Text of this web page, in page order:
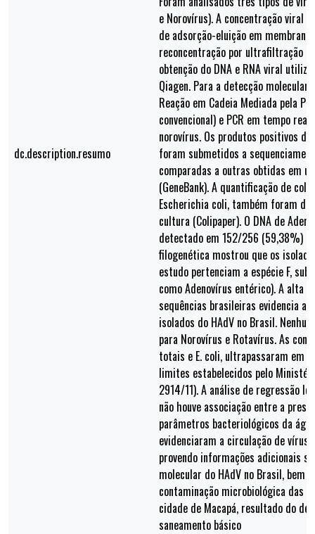
dc.description.resumo
e Norovírus). A concentração viral
de adsorção-eluição em membrana
reconcentração por ultrafiltração
obtenção do DNA e RNA viral
Qiagen. Para a detecção
Reação em Cadeia Mediada pela
convencional) e PCR em tempo
norovírus. Os produtos positivos
foram submetidos a
comparadas a outras obtidas em
(GeneBank). A quantificação de
Escherichia coli, também foram
cultura (Colipaper). O DNA de
detectado em 152/256 (59,38%)
filogenética mostrou que os
estudo pertenciam a espécie F,
como Adenovírus entérico). A alta
sequências brasileiras evidencia a
isolados do HAdV no Brasil.
para Norovírus e Rotavírus. As
totais e E. coli, ultrapassaram em
limites estabelecidos pelo
2914/11). A análise de regressão
não houve associação entre a
parâmetros bacteriológicos da
evidenciaram a circulação de vírus
provendo informações adicionais
molecular do HAdV no Brasil, bem
contaminação microbiológica das
cidade de Macapá, resultado do
saneamento básico